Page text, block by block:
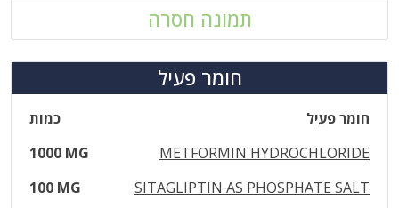
תמונה חסרה
חומר פעיל
חומר פעיל
כמות
METFORMIN HYDROCHLORIDE
1000 MG
SITAGLIPTIN AS PHOSPHATE SALT
100 MG